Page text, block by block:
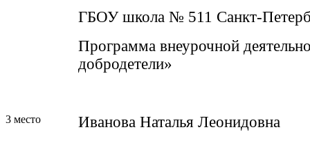
ГБОУ школа № 511 Санкт-
Программа внеурочной
добродетели»
3 место
Иванова Наталья Леонидовна